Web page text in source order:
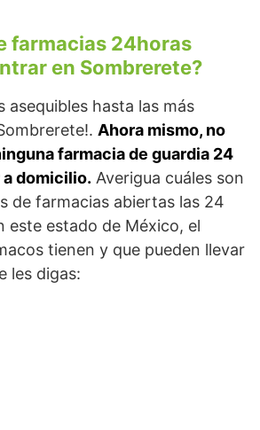
farmacias 24horas
en Sombrerete?
asequibles hasta las más
Ahora mismo, no
farmacia de guardia 24
a domicilio. Averigua cuáles son
de farmacias abiertas las 24
este estado de México, el
tienen y que pueden llevar
les digas: